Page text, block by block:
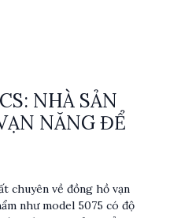
NHÀ SẢN
NĂNG ĐỂ
chuyên về đồng hồ vạn
như model 5075 có độ